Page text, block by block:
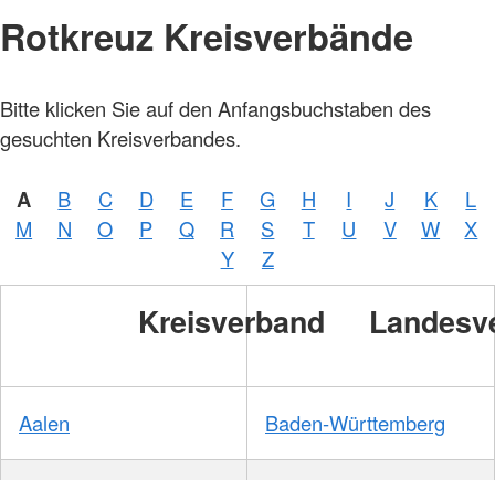
Rotkreuz Kreisverbände
Bitte klicken Sie auf den Anfangsbuchstaben des
gesuchten Kreisverbandes.
A B C D E F G H I J K
L
M
N O P Q R S T U V W
X
Y
Z
Kreisverband
Aalen Baden-Württemberg